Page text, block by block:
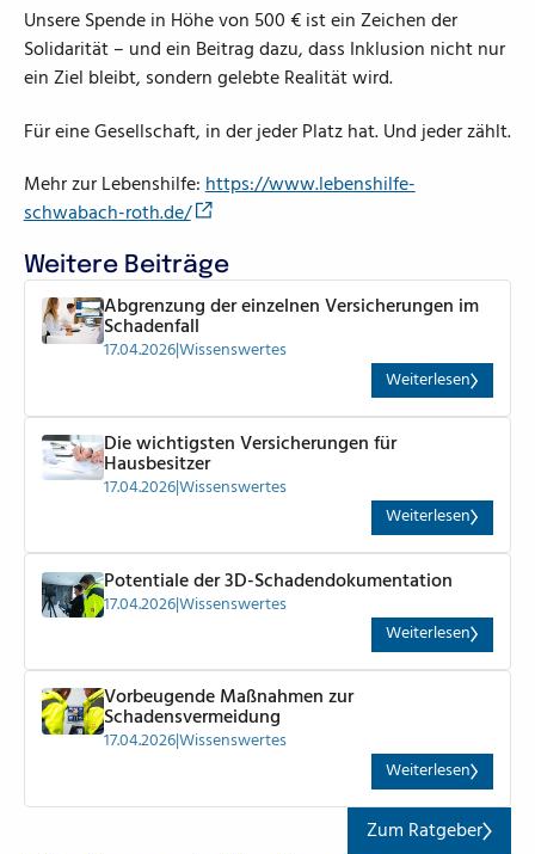
Unsere Spende in Höhe von 500 € ist ein Zeichen der
Solidarität – und ein Beitrag dazu, dass Inklusion nicht nur
ein Ziel bleibt, sondern gelebte Realität wird.
Für eine Gesellschaft, in der jeder Platz hat. Und jeder zählt.
Mehr zur Lebenshilfe:https://www.lebenshilfe-
schwabach-roth.de/
Weitere Beiträge
Abgrenzung der einzelnen Versicherungen im
Schadenfall
17.04.2026|Wissenswertes
Weiterlesen
Weiterlesen
Die wichtigsten Versicherungen für
Hausbesitzer
17.04.2026|Wissenswertes
Weiterlesen
Weiterlesen
Potentiale der 3D-Schadendokumentation
17.04.2026|Wissenswertes
Weiterlesen
Weiterlesen
Vorbeugende Maßnahmen zur
Schadensvermeidung
17.04.2026|Wissenswertes
Weiterlesen
Weiterlesen
Zum
Zum Ratgeber